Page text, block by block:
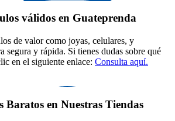
válidos en Guateprenda
de valor como joyas, celulares, y
segura y rápida. Si tienes dudas sobre qué
en el siguiente enlace: Consulta aquí.
en Nuestras Tiendas